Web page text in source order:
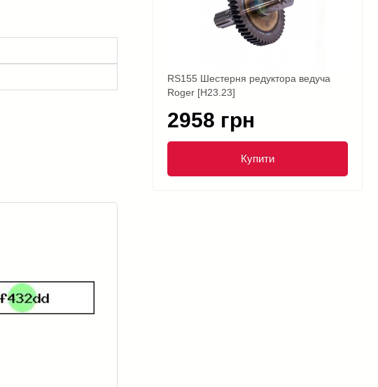
RS155 Шестерня редуктора ведуча
Roger [H23.23]
2958 грн
Купити